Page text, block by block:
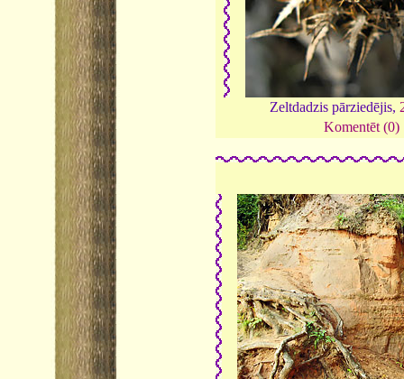
Zeltdadzis pārziedējis,
Komentēt (0)